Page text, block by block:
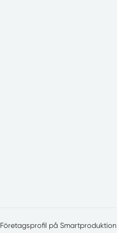
Företagsprofil på Smartproduktion